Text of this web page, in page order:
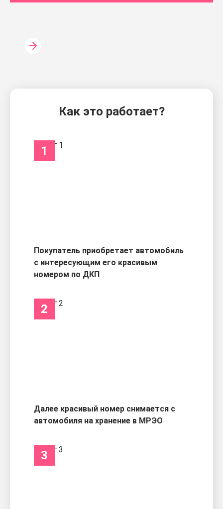
Как это работает?
1
Покупатель приобретает автомобиль
с интересующим его красивым
номером по ДКП
2
Далее красивый номер снимается с
автомобиля на хранение в МРЭО
3